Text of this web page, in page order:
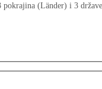
(Länder) i 3